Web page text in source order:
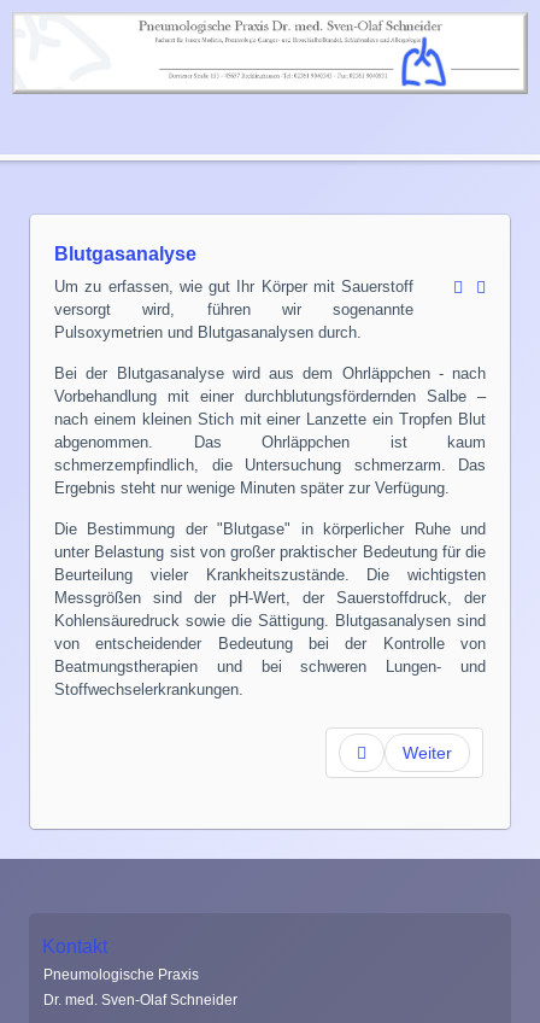
Blutgasanalyse
Um zu erfassen, wie gut Ihr Körper mit Sauerstoff
versorgt wird, führen wir sogenannte
Pulsoxymetrien und Blutgasanalysen durch.
Bei der Blutgasanalyse wird aus dem Ohrläppchen - nach
Vorbehandlung mit einer durchblutungsfördernden Salbe –
nach einem kleinen Stich mit einer Lanzette ein Tropfen Blut
abgenommen. Das Ohrläppchen ist kaum
schmerzempfindlich, die Untersuchung schmerzarm. Das
Ergebnis steht nur wenige Minuten später zur Verfügung.
Die Bestimmung der "Blutgase" in körperlicher Ruhe und
unter Belastung sist von großer praktischer Bedeutung für die
Beurteilung vieler Krankheitszustände. Die wichtigsten
Messgrößen sind der pH-Wert, der Sauerstoffdruck, der
Kohlensäuredruck sowie die Sättigung. Blutgasanalysen sind
von entscheidender Bedeutung bei der Kontrolle von
Beatmungstherapien und bei schweren Lungen- und
Stoffwechselerkrankungen.
Weiter
Kontakt
Pneumologische Praxis
Dr. med. Sven-Olaf Schneider